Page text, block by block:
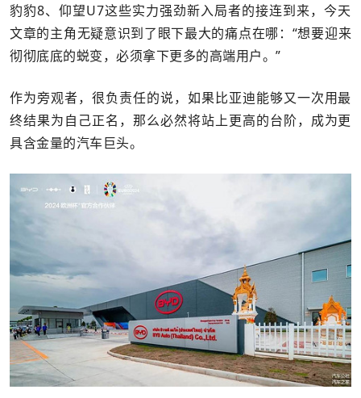
豹豹8、仰望U7这些实力强劲新入局者的接连到来，今天
文章的主角无疑意识到了眼下最大的痛点在哪：“想要迎来
彻彻底底的蜕变，必须拿下更多的高端用户。”
作为旁观者，很负责任的说，如果比亚迪能够又一次用最
终结果为自己正名，那么必然将站上更高的台阶，成为更
具含金量的汽车巨头。